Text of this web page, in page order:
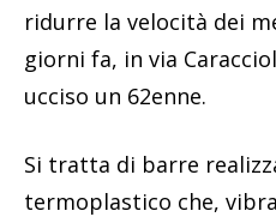
ridurre la velocità dei
giorni fa, in via
ucciso un 62enne.
Si tratta di barre
termoplastico che,